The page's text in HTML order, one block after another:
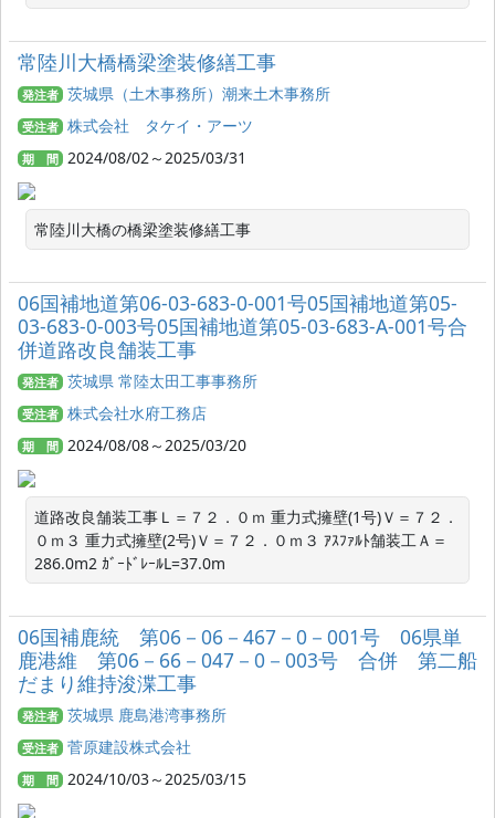
常陸川大橋橋梁塗装修繕工事
発注者 茨城県（土木事務所）潮来土木事務所
受注者 株式会社 タケイ・アーツ
期 間 2024/08/02～2025/03/31
常陸川大橋の橋梁塗装修繕工事
06国補地道第06-03-683-0-001号05国補地道第05-
03-683-0-003号05国補地道第05-03-683-A-001号合
併道路改良舗装工事
発注者 茨城県 常陸太田工事事務所
受注者 株式会社水府工務店
期 間 2024/08/08～2025/03/20
道路改良舗装工事Ｌ＝７２．０ｍ 重力式擁壁(1号)Ｖ＝７２．
０ｍ３ 重力式擁壁(2号)Ｖ＝７２．０ｍ３ ｱｽﾌｧﾙﾄ舗装工Ａ＝
286.0m2 ｶﾞｰﾄﾞﾚｰﾙL=37.0m
06国補鹿統 第06－06－467－0－001号 06県単
鹿港維 第06－66－047－0－003号 合併 第二船
だまり維持浚渫工事
発注者 茨城県 鹿島港湾事務所
受注者 菅原建設株式会社
期 間 2024/10/03～2025/03/15